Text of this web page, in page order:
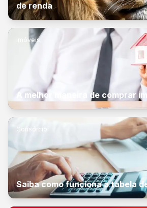
de renda
Imóveis
A melhor maneira de comprar
Consórcio
Saiba como funciona a tabela